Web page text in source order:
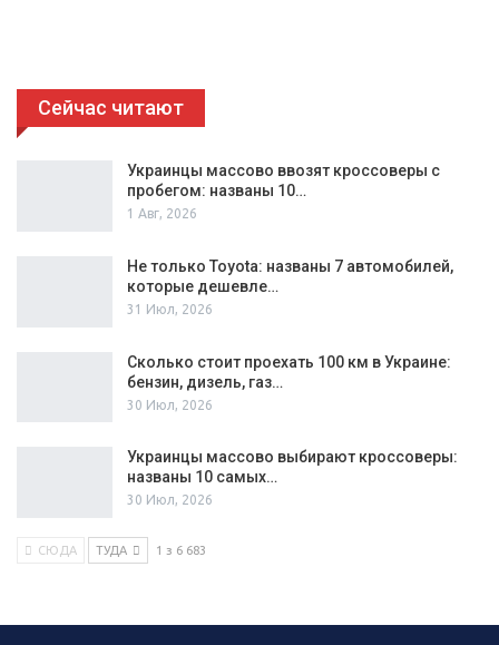
Сейчас читают
Украинцы массово ввозят кроссоверы с
пробегом: названы 10…
1 Авг, 2026
Не только Toyota: названы 7 автомобилей,
которые дешевле…
31 Июл, 2026
Сколько стоит проехать 100 км в Украине:
бензин, дизель, газ…
30 Июл, 2026
Украинцы массово выбирают кроссоверы:
названы 10 самых…
30 Июл, 2026
СЮДА ТУДА 1 з 6 683